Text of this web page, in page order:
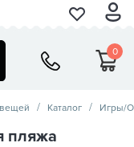
0
Каталог Игры/
пляжа